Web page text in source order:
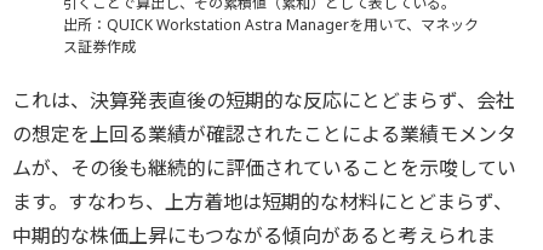
出所：QUICK Workstation Astra Managerを用いて、マネック
ス証券作成
これは、決算発表直後の短期的な反応にとどまらず、会社
の想定を上回る業績が確認されたことによる業績モメンタ
ムが、その後も継続的に評価されていることを示唆してい
ます。すなわち、上方着地は短期的な材料にとどまらず、
中期的な株価上昇にもつながる傾向があると考えられま